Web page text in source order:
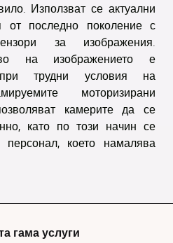
Използват се актуални
последно поколение с
за изображения.
на изображението е
трудни условия на
моторизирани
камерите да се
като по този начин се
което намалява
гама услуги